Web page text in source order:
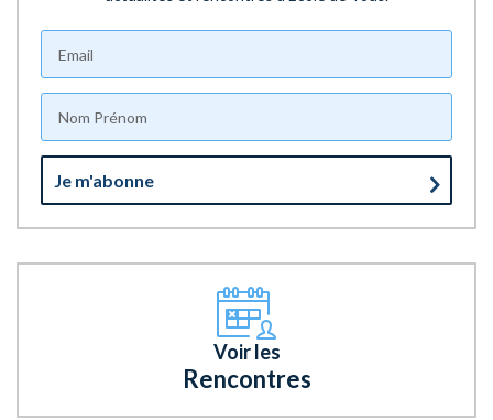
Je m'abonne
Voir les
Rencontres